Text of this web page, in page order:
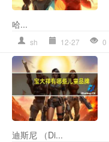
哈...
sh 12-27 0
迪斯尼 （Di...